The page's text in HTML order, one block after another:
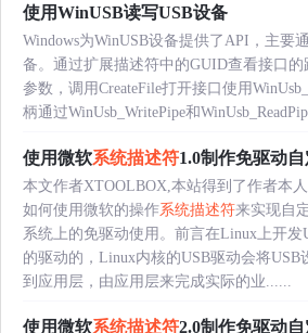
使用WinUSB读写USB设备
Windows为WinUSB设备提供了API，主要
备。通过扩展描述符中的GUID查看接口
参数，调用CreateFile打开接口使用
柄通过WinUsb_WritePipe和
使用微软系统描述符1.0制作免驱动
本文作者XTOOLBOX,本站得到了作者本
如何使用微软的操作系统描述符来实现自
系统上的免驱动使用。前言在Linux上开发
的驱动的，Linux内核的USB驱动会将USB
到应用层，由应用层来完成实际的业......
使用微软系统描述符2.0制作免驱动